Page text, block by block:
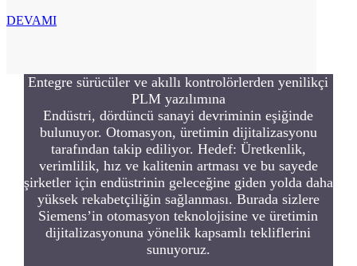
DEVAMI
Entegre sürücüler ve akıllı kontrolörlerden yenilikçi
PLM yazılımına
Endüstri, dördüncü sanayi devriminin eşiğinde
bulunuyor. Otomasyon, üretimin dijitalizasyonu
tarafından takip ediliyor. Hedef: Üretkenlik,
verimlilik, hız ve kalitenin artması ve bu sayede
şirketler için endüstrinin geleceğine giden yolda daha
yüksek rekabetçiliğin sağlanması. Burada sizlere
Siemens’in otomasyon teknolojisine ve üretimin
dijitalizasyonuna yönelik kapsamlı tekliflerini
sunuyoruz.